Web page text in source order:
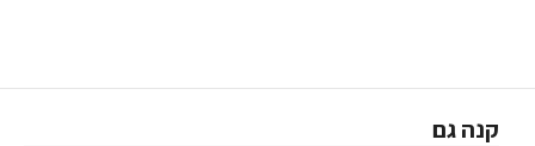
קנה גם